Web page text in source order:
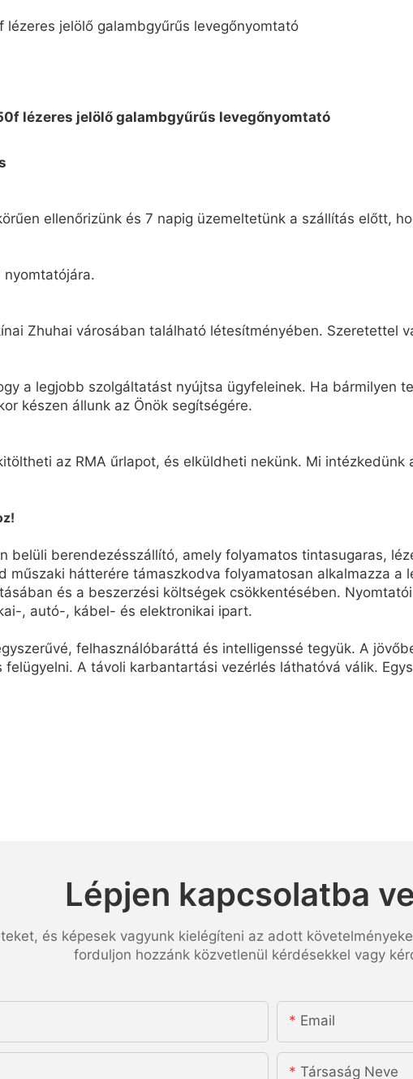
ellenőrizünk és 7 napig üzemeltetünk a szállítás előtt,
nyomtatójára.
Zhuhai városában található létesítményében. Szeretettel
a legjobb szolgáltatást nyújtsa ügyfeleinek. Ha bármilyen
készen állunk az Önök segítségére.
az RMA űrlapot, és elküldheti nekünk. Mi
belüli berendezésszállító, amely folyamatos tintasugaras,
műszaki hátterére támaszkodva folyamatosan alkalmazza
és a beszerzési költségek csökkentésében.
, autó-, kábel- és elektronikai ipart.
felhasználóbaráttá és intelligenssé tegyük. A
A távoli karbantartási vezérlés láthatóvá válik.
Lépjen kapcsolatba
és képesek vagyunk kielégíteni az adott
forduljon hozzánk közvetlenül kérdésekkel vagy
Email
Társaság Neve